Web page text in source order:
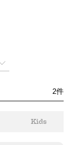
2件
Kids